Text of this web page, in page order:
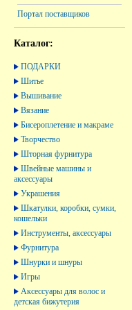
Портал поставщиков
Каталог:
ПОДАРКИ
Шитье
Вышивание
Вязание
Бисероплетение и макраме
Творчество
Шторная фурнитура
Швейные машины и
аксессуары
Украшения
Шкатулки, коробки, сумки,
кошельки
Инструменты, аксессуары
Фурнитура
Шнурки и шнуры
Игры
Аксессуары для волос и
детская бижутерия